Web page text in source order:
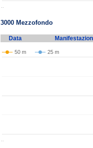
3000 Mezzofondo
Data
50 m 25 m